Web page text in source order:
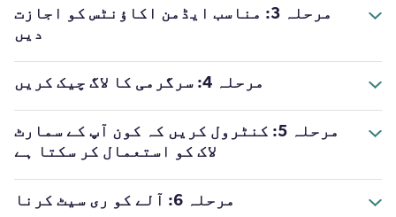
مرحلہ 3: مناسب ایڈمن اکاؤنٹس کو اجازت
دیں
مرحلہ 4: سرگرمی کا لاگ چیک کریں
مرحلہ 5: کنٹرول کریں کہ کون آپ کے سمارٹ
لاک کو استعمال کر سکتا ہے
مرحلہ 6: آلے کو ری سیٹ کرنا